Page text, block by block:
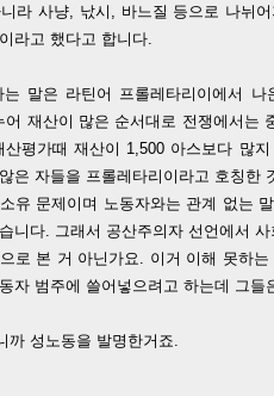
라 사냥, 낛시, 바느질 등으로 나뉘
라고 했다고 합니다.
는 말은 라틴어 프롤레타리이에서
어 재산이 많은 순서대로 전쟁에서는
산평가때 재산이 1,500 아스보다 많
은 자들을 프롤레타리이라고 호칭한
유 문제이며 노동자와는 관계 없는
니다. 그래서 공산주의자 선언에서
로 본 거 아닌가요. 이거 이해 못하
자 범주에 쓸어넣으려고 하는데 그들
까 성노동을 발명한거죠.